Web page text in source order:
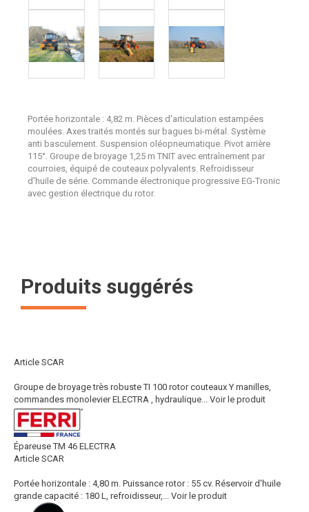
Portée horizontale : 4,82 m. Pièces d'articulation estampées
moulées. Axes traités montés sur bagues bi-métal. Système
anti basculement. Suspension oléopneumatique. Pivot arrière
115°. Groupe de broyage 1,25 m TNIT avec entraînement par
courroies, équipé de couteaux polyvalents. Refroidisseur
d'huile de série. Commande électronique progressive EG-Tronic
avec gestion électrique du rotor.
Produits suggérés
Article SCAR
Groupe de broyage très robuste TI 100 rotor couteaux Y manilles,
commandes monolevier ELECTRA , hydraulique... Voir le produit
Épareuse TM 46 ELECTRA
Article SCAR
Portée horizontale : 4,80 m. Puissance rotor : 55 cv. Réservoir d'huile
grande capacité : 180 L, refroidisseur,... Voir le produit